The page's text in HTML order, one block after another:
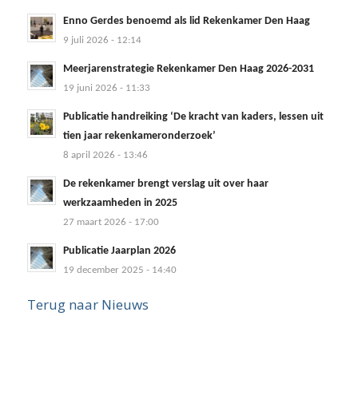
Enno Gerdes benoemd als lid Rekenkamer Den Haag
9 juli 2026 - 12:14
Meerjarenstrategie Rekenkamer Den Haag 2026-2031
19 juni 2026 - 11:33
Publicatie handreiking ‘De kracht van kaders, lessen uit
tien jaar rekenkameronderzoek’
8 april 2026 - 13:46
De rekenkamer brengt verslag uit over haar
werkzaamheden in 2025
27 maart 2026 - 17:00
Publicatie Jaarplan 2026
19 december 2025 - 14:40
Terug naar Nieuws